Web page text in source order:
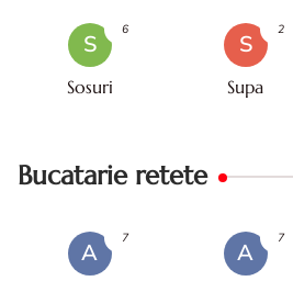
S
Sosuri
6
S
Supa
2
Bucatarie retete
A
7
A
7